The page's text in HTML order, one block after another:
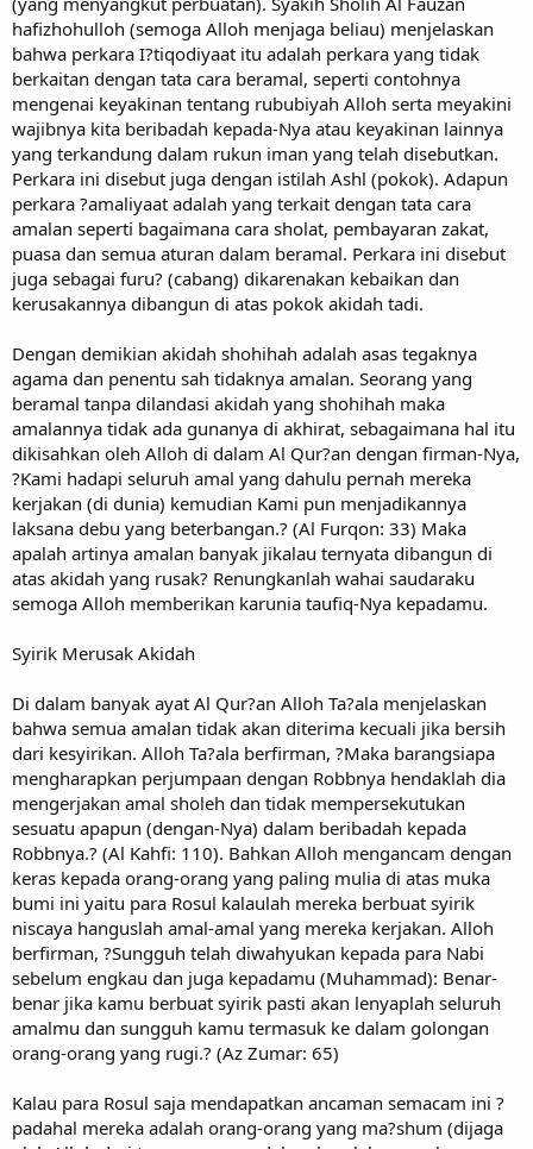
hafizhohulloh (semoga Alloh menjaga beliau) menjelaskan
bahwa perkara I?tiqodiyaat itu adalah perkara yang tidak
berkaitan dengan tata cara beramal, seperti contohnya
mengenai keyakinan tentang rububiyah Alloh serta meyakini
wajibnya kita beribadah kepada-Nya atau keyakinan lainnya
yang terkandung dalam rukun iman yang telah disebutkan.
Perkara ini disebut juga dengan istilah Ashl (pokok). Adapun
perkara ?amaliyaat adalah yang terkait dengan tata cara
amalan seperti bagaimana cara sholat, pembayaran zakat,
puasa dan semua aturan dalam beramal. Perkara ini disebut
juga sebagai furu? (cabang) dikarenakan kebaikan dan
kerusakannya dibangun di atas pokok akidah tadi.
Dengan demikian akidah shohihah adalah asas tegaknya
agama dan penentu sah tidaknya amalan. Seorang yang
beramal tanpa dilandasi akidah yang shohihah maka
amalannya tidak ada gunanya di akhirat, sebagaimana hal itu
dikisahkan oleh Alloh di dalam Al Qur?an dengan firman-Nya,
?Kami hadapi seluruh amal yang dahulu pernah mereka
kerjakan (di dunia) kemudian Kami pun menjadikannya
laksana debu yang beterbangan.? (Al Furqon: 33) Maka
apalah artinya amalan banyak jikalau ternyata dibangun di
atas akidah yang rusak? Renungkanlah wahai saudaraku
semoga Alloh memberikan karunia taufiq-Nya kepadamu.
Syirik Merusak Akidah
Di dalam banyak ayat Al Qur?an Alloh Ta?ala menjelaskan
bahwa semua amalan tidak akan diterima kecuali jika bersih
dari kesyirikan. Alloh Ta?ala berfirman, ?Maka barangsiapa
mengharapkan perjumpaan dengan Robbnya hendaklah dia
mengerjakan amal sholeh dan tidak mempersekutukan
sesuatu apapun (dengan-Nya) dalam beribadah kepada
Robbnya.? (Al Kahfi: 110). Bahkan Alloh mengancam dengan
keras kepada orang-orang yang paling mulia di atas muka
bumi ini yaitu para Rosul kalaulah mereka berbuat syirik
niscaya hanguslah amal-amal yang mereka kerjakan. Alloh
berfirman, ?Sungguh telah diwahyukan kepada para Nabi
sebelum engkau dan juga kepadamu (Muhammad): Benar-
benar jika kamu berbuat syirik pasti akan lenyaplah seluruh
amalmu dan sungguh kamu termasuk ke dalam golongan
orang-orang yang rugi.? (Az Zumar: 65)
Kalau para Rosul saja mendapatkan ancaman semacam ini ?
padahal mereka adalah orang-orang yang ma?shum (dijaga